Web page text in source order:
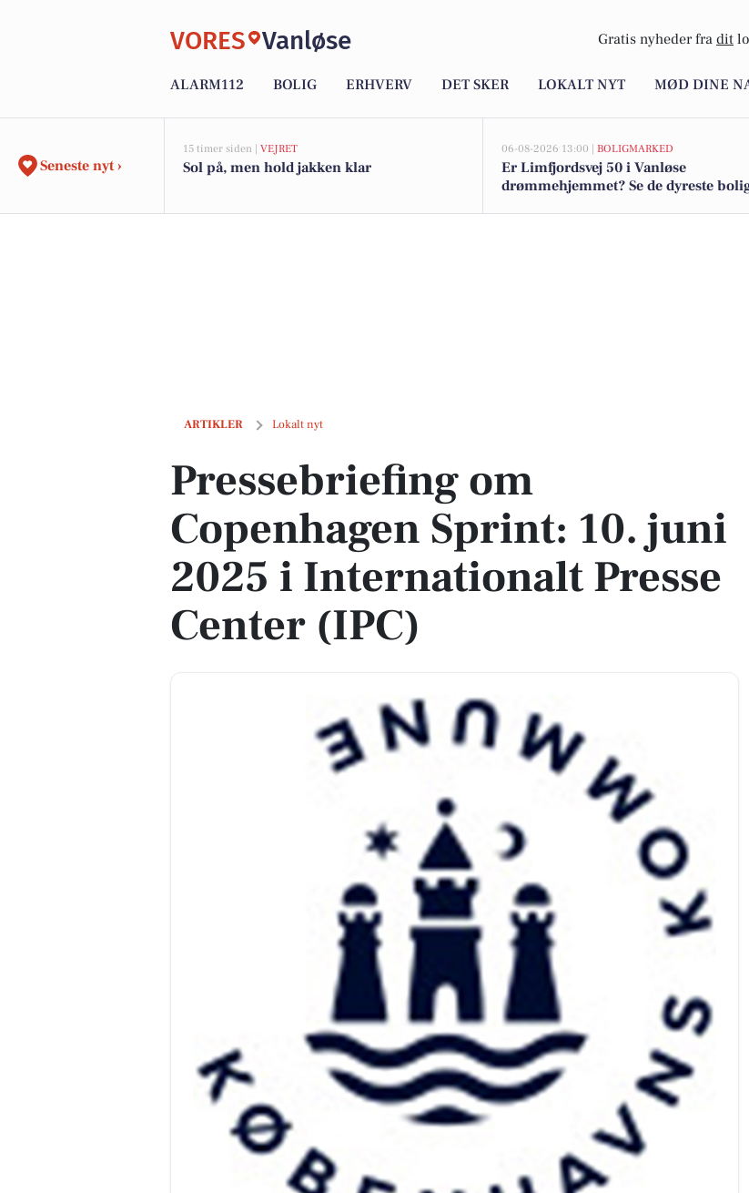
VORES Vanløse Gratis nyheder fra dit
ALARM112 BOLIG ERHVERV DET SKER LOKALT NYT MØD DINE
Seneste nyt ›
15 timer siden | VEJRET
Sol på, men hold jakken klar
06-08-2026 13:00 | BOLIGMARKED
Er Limfjordsvej 50 i Vanløse
drømmehjemmet? Se de dyreste
ARTIKLER Lokalt nyt
Pressebriefing om Copenhagen Sprint: 10. juni 2025 i Internationalt Presse Center (IPC)
Pressebriefing om
Copenhagen Sprint: 10. juni
2025 i Internationalt Presse
Center (IPC)